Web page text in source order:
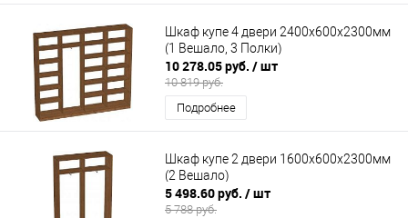
Шкаф купе 4 двери 2400х600х2300мм
(1 Вешало, 3 Полки)
10 278.05 руб. / шт
10 819 руб.
Подробнее
Шкаф купе 2 двери 1600х600х2300мм
(2 Вешало)
5 498.60 руб. / шт
5 788 руб.